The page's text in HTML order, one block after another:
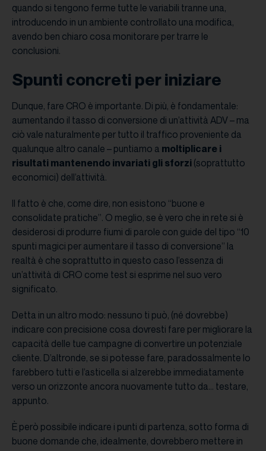
quando si tengono ferme tutte le variabili tranne una,
introducendo in un ambiente controllato una modifica,
avendo ben chiaro cosa monitorare per trarre le
conclusioni.
Spunti concreti per iniziare
Dunque, fare CRO è importante. Di più, è fondamentale:
aumentando il tasso di conversione di un’attività ADV – ma
ciò vale naturalmente per tutto il traffico proveniente da
qualunque altro canale – puntiamo a moltiplicare i
risultati mantenendo invariati gli sforzi (soprattutto
economici) dell’attività.
Il fatto è che, come dire, non esistono “buone e
consolidate pratiche”. O meglio, se è vero che in rete si è
desiderosi di produrre fiumi di parole con guide del tipo “10
spunti magici per aumentare il tasso di conversione” la
realtà è che soprattutto in questo caso l’essenza di
un’attività di CRO come test si esprime nel suo vero
significato.
Detta in un altro modo: nessuno ti può, (né dovrebbe)
indicare con precisione cosa dovresti fare per migliorare la
capacità delle tue campagne di convertire un potenziale
cliente. D’altronde, se si potesse fare, paradossalmente lo
farebbero tutti e l’asticella si alzerebbe immediatamente
verso un orizzonte ancora nuovamente tutto da… testare,
appunto.
È però possibile indicare i punti di partenza, sotto forma di
buone domande che, idealmente, dovrebbero mettere in